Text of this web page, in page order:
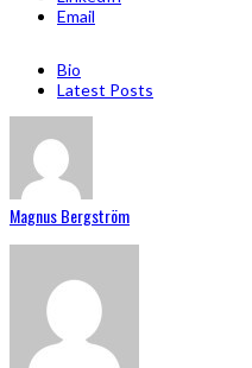
Email
Bio
Latest Posts
Magnus Bergström